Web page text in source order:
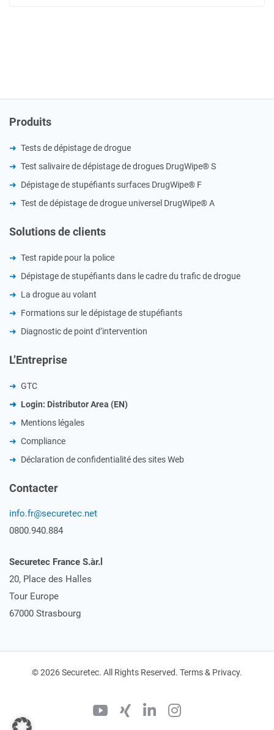
Produits
Tests de dépistage de drogue
Test salivaire de dépistage de drogues DrugWipe® S
Dépistage de stupéfiants surfaces DrugWipe® F
Test de dépistage de drogue universel DrugWipe® A
Solutions de clients
Test rapide pour la police
Dépistage de stupéfiants dans le cadre du trafic de drogue
La drogue au volant
Formations sur le dépistage de stupéfiants
Diagnostic de point d’intervention
L’Entreprise
GTC
Login: Distributor Area (EN)
Mentions légales
Compliance
Déclaration de confidentialité des sites Web
Contacter
info.fr@securetec.net
0800.940.884
Securetec France S.àr.l
20, Place des Halles
Tour Europe
67000 Strasbourg
© 2026 Securetec. All Rights Reserved. Terms & Privacy.